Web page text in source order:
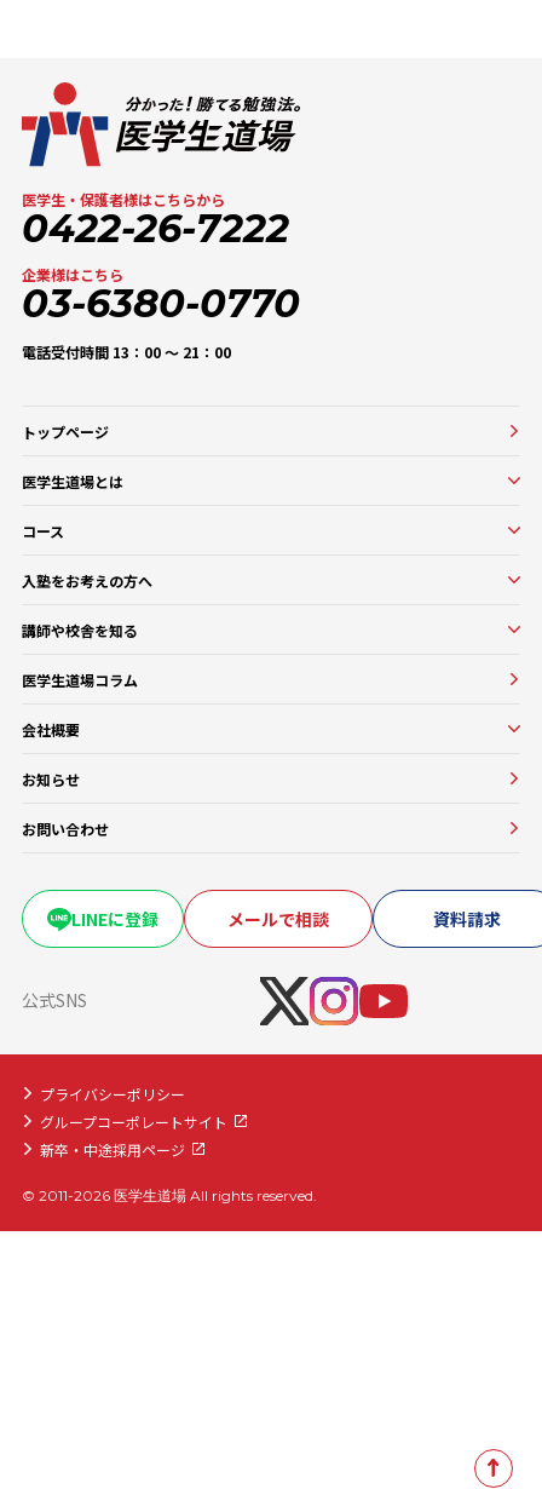
医学生・保護者様はこちらから
0422-26-7222
企業様はこちら
03-6380-0770
電話受付時間 13：00 〜 21：00
トップページ
医学生道場とは
口コミ・評判
コース
コース一覧
医学部基礎医学・生物学対策コース
医学部基礎医学・生物学対策コース
医学部CBT対策コース
医学部OSCE対策コース
卒業試験・医帰国家試験対策コース
海外医学部コース
医学部入学前生物学準備コース
医学部入学前物理学準備コース
入塾をお考えの方へ
入塾をお考えの方へ
よくある質問
講師や校舎を知る
講師・教務紹介
教務一覧
医学生道場コラム
会社概要
会社概要
お知らせ
お問い合わせ
LINEに登録 メールで相談 資料請求
公式SNS
プライバシーポリシー
グループコーポレートサイト
新卒・中途採用ページ
© 2011-2026 医学生道場 All rights reserved.